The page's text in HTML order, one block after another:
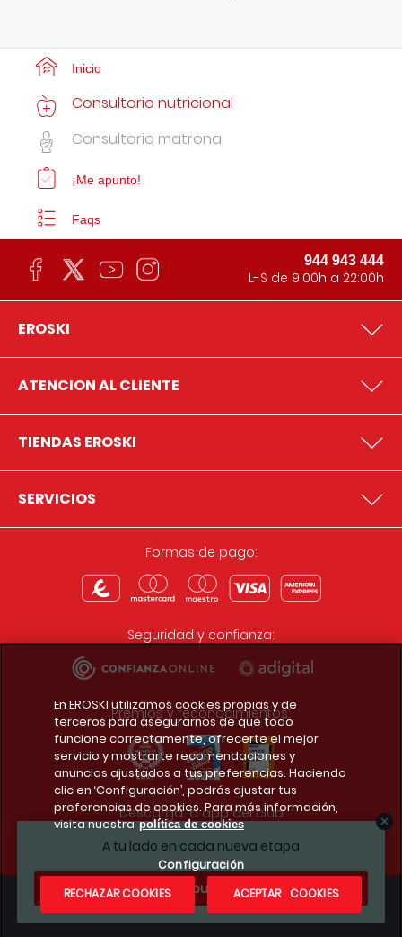
A tu lado en cada nueva etapa
¿Te apuntas?
Inicio
Consultorio nutricional
Consultorio matrona
¡Me apunto!
Faqs
944 943 444
L-S de 9:00h a 22:00h
EROSKI
ATENCION AL CLIENTE
TIENDAS EROSKI
SERVICIOS
Formas de pago:
Seguridad y confianza:
Premios y reconocimientos:
Descarga la app del club
Condiciones legales
En EROSKI utilizamos cookies propias y de
terceros para asegurarnos de que todo
funcione correctamente, ofrecerte el mejor
servicio y mostrarte recomendaciones y
anuncios ajustados a tus preferencias. Haciendo
clic en ‘Configuración’, podrás ajustar tus
preferencias de cookies. Para más información,
visita nuestra política de cookies
Configuración
RECHAZAR COOKIES
ACEPTAR COOKIES